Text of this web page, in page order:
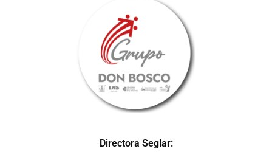
Directora Seglar: